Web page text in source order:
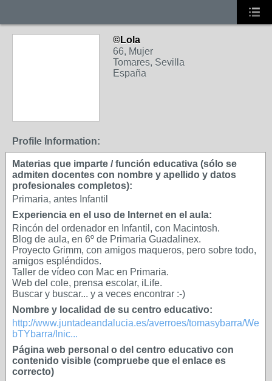
©Lola
66, Mujer
Tomares, Sevilla
España
Profile Information:
Materias que imparte / función educativa (sólo se
admiten docentes con nombre y apellido y datos
profesionales completos):
Primaria, antes Infantil
Experiencia en el uso de Internet en el aula:
Rincón del ordenador en Infantil, con Macintosh.
Blog de aula, en 6º de Primaria Guadalinex.
Proyecto Grimm, con amigos maqueros, pero sobre todo,
amigos espléndidos.
Taller de vídeo con Mac en Primaria.
Web del cole, prensa escolar, iLife.
Buscar y buscar... y a veces encontrar :-)
Nombre y localidad de su centro educativo:
http://www.juntadeandalucia.es/averroes/tomasybarra/We
bTYbarra/Inic...
Página web personal o del centro educativo con
contenido visible (compruebe que el enlace es
correcto)